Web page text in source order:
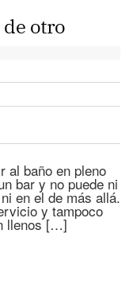
otro
al baño en pleno
bar y no puede ni
en el de más allá.
y tampoco
llenos […]